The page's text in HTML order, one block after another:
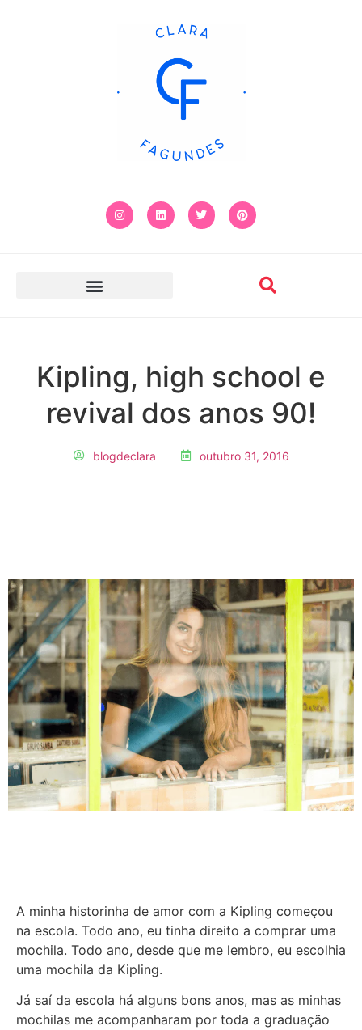
Kipling, high school e
revival dos anos 90!
blogdeclara outubro 31, 2016
A minha historinha de amor com a Kipling começou
na escola. Todo ano, eu tinha direito a comprar uma
mochila. Todo ano, desde que me lembro, eu escolhia
uma mochila da Kipling.
Já saí da escola há alguns bons anos, mas as minhas
mochilas me acompanharam por toda a graduação